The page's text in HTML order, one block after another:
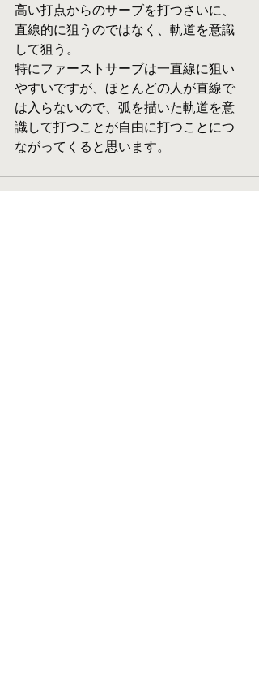
高い打点からのサーブを打つさいに、
直線的に狙うのではなく、軌道を意識
して狙う。
特にファーストサーブは一直線に狙い
やすいですが、ほとんどの人が直線で
は入らないので、弧を描いた軌道を意
識して打つことが自由に打つことにつ
ながってくると思います。